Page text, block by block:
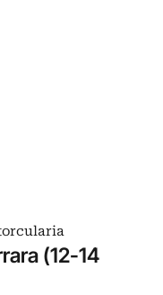
(12-14